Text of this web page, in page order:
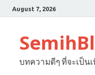
August 7, 2026
บทความดีๆ ที่จะเป็น